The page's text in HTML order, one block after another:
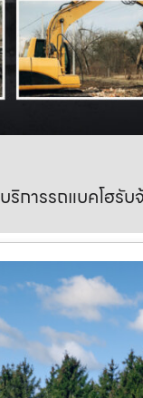
บริการรถแบคโฮรั